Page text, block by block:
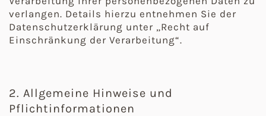
verlangen. Details hierzu entnehmen Sie der
Datenschutzerklärung unter „Recht auf
Einschränkung der Verarbeitung“.
2. Allgemeine Hinweise und
Pflichtinformationen